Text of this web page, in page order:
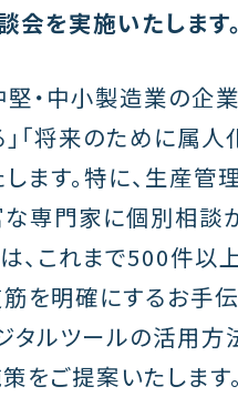
会を実施いたします
・中小製造業の企
「将来のために属
します。特に、生産
専門家に個別相談
、これまで500件
を明確にするお手
タルツールの活用方
をご提案いたします